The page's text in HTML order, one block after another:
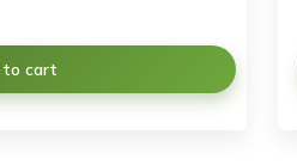
to cart